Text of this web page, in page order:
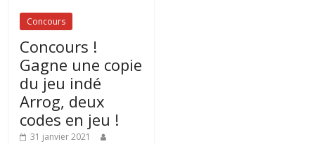
Concours
Concours !
Gagne une copie
du jeu indé
Arrog, deux
codes en jeu !
31 janvier 2021